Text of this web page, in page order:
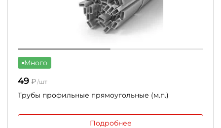
Много
49 ₽/шт
Трубы профильные прямоугольные (м.п.)
Подробнее